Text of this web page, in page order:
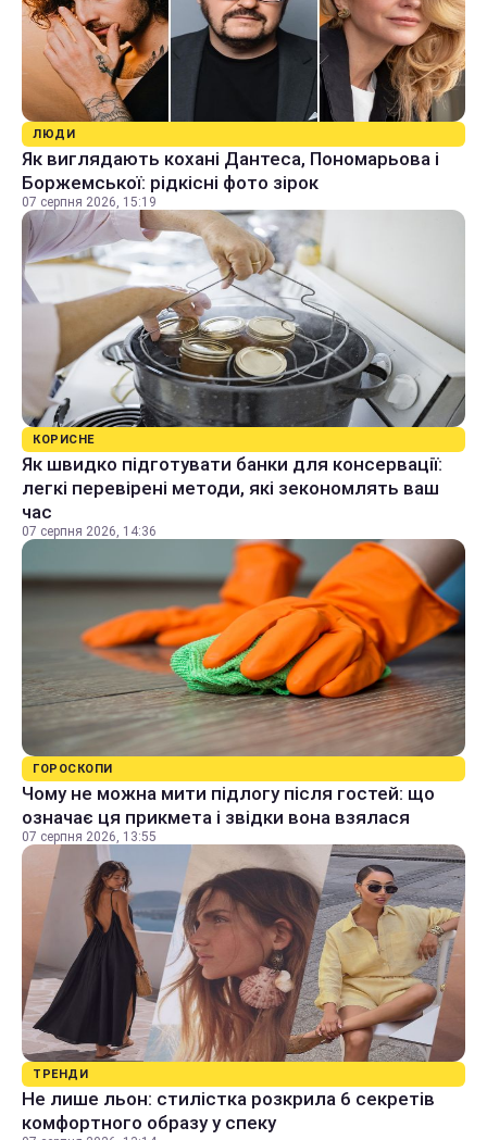
ЛЮДИ
Як виглядають кохані Дантеса, Пономарьова і
Боржемської: рідкісні фото зірок
07 серпня 2026, 15:19
КОРИСНЕ
Як швидко підготувати банки для консервації:
легкі перевірені методи, які зекономлять ваш
час
07 серпня 2026, 14:36
ГОРОСКОПИ
Чому не можна мити підлогу після гостей: що
означає ця прикмета і звідки вона взялася
07 серпня 2026, 13:55
ТРЕНДИ
Не лише льон: стилістка розкрила 6 секретів
комфортного образу у спеку